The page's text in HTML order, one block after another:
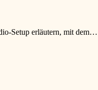
Setup erläutern, mit dem…